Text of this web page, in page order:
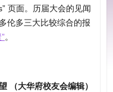
页面。历届大会的见闻
伦多三大比较综合的报
。
（大华府校友会编辑）